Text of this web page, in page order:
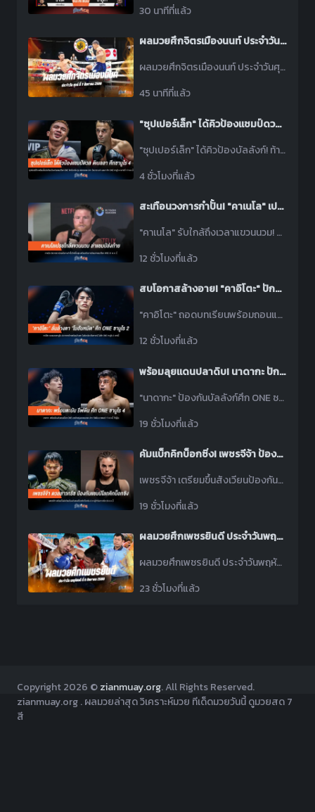
30 นาทีที่แล้ว
ผลมวยศึกจิตรเมืองนนท์ ประจำวันศุกร์ที่ 7 สิงหาคม 2569
ผลมวยศึกจิตรเมืองนนท์ ประจำวันศุกร์ที่ 7 สิงหาคม 2569 โดยมีคู่เอกเป็น ตาลเดี่ยว ป.ประวิทย์ พบ พิชัย ม.ราชภัฎโคราช
45 นาทีที่แล้ว
"ซุปเปอร์เล็ก" ได้คิวป้องแชมป์ดวล "ดิเบลลา" ศึก ONE ซามูไร 4
"ซุปเปอร์เล็ก" ได้คิวป้องบัลลังก์! ท้าชน "ดิ เบลลา" ข้ามรุ่นสอยเข็มขัดเส้นที่ 2 ศึก ONE ซามูไร 4 ที่ญี่ปุ่น
4 ชั่วโมงที่แล้ว
สะเทือนวงการกำปั้น! "คาเนโล" เปรยเตรียมรีไทร์ เล็งศึกใหญ่ล่าแชมป์ส่งท้าย
"คาเนโล" รับใกล้ถึงเวลาแขวนนวม! ปรับระบบซ้อมล่าแชมป์โลก WBC ดวล "เอ็มบิลลี" 31 ต.ค.นี้ ที่ซาอุฯ
12 ชั่วโมงที่แล้ว
สบโอกาสล้างอาย! "คาอิโตะ" ปักป้ายสยบ "โมฮัมหมัด" ศึก ONE ซามูไร 2
"คาอิโตะ" ถอดบทเรียนพร้อมถอนแค้น! เปิดศึกสางบัญชี "โมฮัมหมัด" ศึก ONE ซามูไร 2 ปักป้ายตั๋วรอบรองฯ ทัวร์นาเมนต์
12 ชั่วโมงที่แล้ว
พร้อมลุยแดนปลาดิบ! นาดากะ ปักป้ายสยบ รีฟดีน ศึก ONE ซามูไร 4
"นาดากะ" ป้องกันบัลลังก์ศึก ONE ซามูไร 4 — ดวล "รีฟดีน" จอมบู๊มาเลเซีย หวังยืดสถิติไร้พ่าย 42 ไฟต์!
19 ชั่วโมงที่แล้ว
คัมแบ็กคิกบ็อกซิ่ง! เพชรจีจ้า ป้องบัลลังก์รับมือ ปริฟตี ยอดมวยกรีก
เพชรจีจ้า เตรียมขึ้นสังเวียนป้องกันแชมป์โลกคิกบ็อกซิง ปะทะผู้ท้าชิงชาวกรีซ 28 ส.ค.นี้
19 ชั่วโมงที่แล้ว
ผลมวยศึกเพชรยินดี ประจำวันพฤหัสบดีที่ 6 สิงหาคม 2569
ผลมวยศึกเพชรยินดี ประจำวันพฤหัสบดีที่ 6 สิงหาคม 2569 โดยมีคู่เอกดุเดือดช่วงที่ 2 เป็น จิ๊กซอว์ แอ๊ดสันป่าตอง พบ ดาวินชี่ ลัคกี้บันเทิง
23 ชั่วโมงที่แล้ว
Copyright2026 ©zianmuay.org. All Rights Reserved.
zianmuay.org . ผลมวยล่าสุด วิเคราะห์มวย ทีเด็ดมวยวันนี้ ดูมวยสด 7
สี